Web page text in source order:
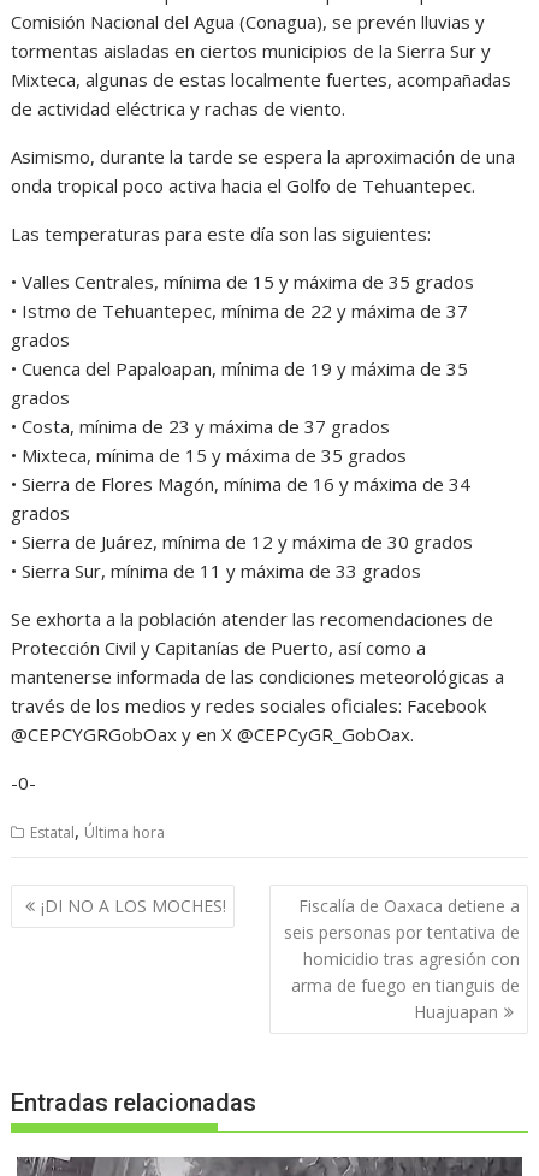
Comisión Nacional del Agua (Conagua), se prevén lluvias y
tormentas aisladas en ciertos municipios de la Sierra Sur y
Mixteca, algunas de estas localmente fuertes, acompañadas
de actividad eléctrica y rachas de viento.
Asimismo, durante la tarde se espera la aproximación de una
onda tropical poco activa hacia el Golfo de Tehuantepec.
Las temperaturas para este día son las siguientes:
• Valles Centrales, mínima de 15 y máxima de 35 grados
• Istmo de Tehuantepec, mínima de 22 y máxima de 37
grados
• Cuenca del Papaloapan, mínima de 19 y máxima de 35
grados
• Costa, mínima de 23 y máxima de 37 grados
• Mixteca, mínima de 15 y máxima de 35 grados
• Sierra de Flores Magón, mínima de 16 y máxima de 34
grados
• Sierra de Juárez, mínima de 12 y máxima de 30 grados
• Sierra Sur, mínima de 11 y máxima de 33 grados
Se exhorta a la población atender las recomendaciones de
Protección Civil y Capitanías de Puerto, así como a
mantenerse informada de las condiciones meteorológicas a
través de los medios y redes sociales oficiales: Facebook
@CEPCYGRGobOax y en X @CEPCyGR_GobOax.
-0-
Estatal, Última hora
Navegación
de
¡DI NO A LOS MOCHES!
Fiscalía de Oaxaca detiene a
seis personas por tentativa de
homicidio tras agresión con
arma de fuego en tianguis de
Huajuapan
Entradas relacionadas